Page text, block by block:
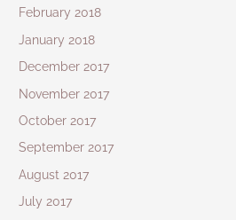
February 2018
January 2018
December 2017
November 2017
October 2017
September 2017
August 2017
July 2017